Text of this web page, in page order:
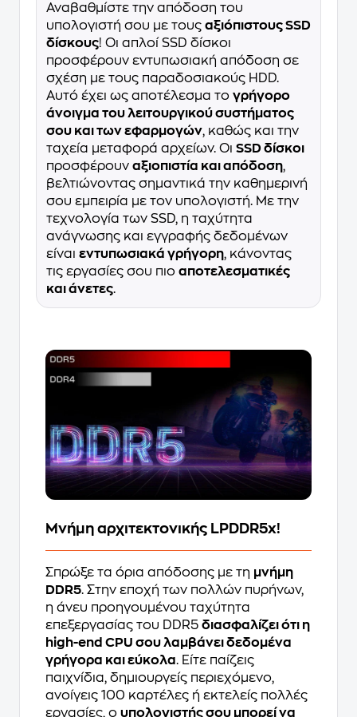
Αναβαθμίστε την απόδοση του
υπολογιστή σου με τους αξιόπιστους SSD
δίσκους! Οι απλοί SSD δίσκοι
προσφέρουν εντυπωσιακή απόδοση σε
σχέση με τους παραδοσιακούς HDD.
Αυτό έχει ως αποτέλεσμα το γρήγορο
άνοιγμα του λειτουργικού συστήματος
σου και των εφαρμογών, καθώς και την
ταχεία μεταφορά αρχείων. Οι SSD δίσκοι
προσφέρουν αξιοπιστία και απόδοση,
βελτιώνοντας σημαντικά την καθημερινή
σου εμπειρία με τον υπολογιστή. Με την
τεχνολογία των SSD, η ταχύτητα
ανάγνωσης και εγγραφής δεδομένων
είναι εντυπωσιακά γρήγορη, κάνοντας
τις εργασίες σου πιο αποτελεσματικές
και άνετες.
Μνήμη αρχιτεκτονικής LPDDR5x!
Σπρώξε τα όρια απόδοσης με τη μνήμη
DDR5. Στην εποχή των πολλών πυρήνων,
η άνευ προηγουμένου ταχύτητα
επεξεργασίας του DDR5 διασφαλίζει ότι η
high-end CPU σου λαμβάνει δεδομένα
γρήγορα και εύκολα. Είτε παίζεις
παιχνίδια, δημιουργείς περιεχόμενο,
ανοίγεις 100 καρτέλες ή εκτελείς πολλές
εργασίες, ο υπολογιστής σου μπορεί να